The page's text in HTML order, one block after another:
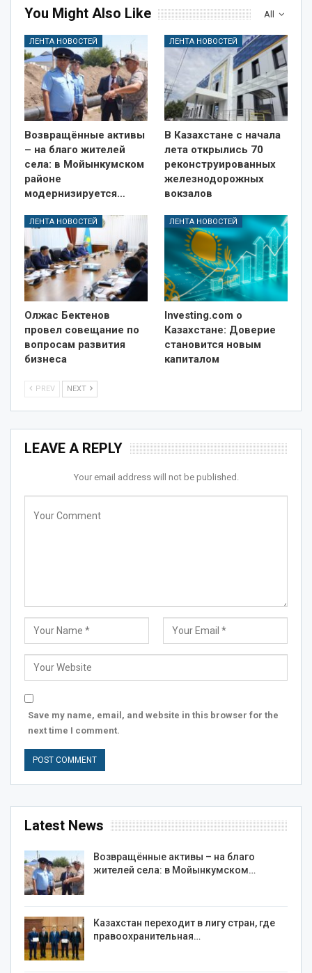
All
You Might Also Like
ЛЕНТА НОВОСТЕЙ
Возвращённые активы
– на благо жителей
села: в Мойынкумском
районе
модернизируется…
ЛЕНТА НОВОСТЕЙ
В Казахстане с начала
лета открылись 70
реконструированных
железнодорожных
вокзалов
ЛЕНТА НОВОСТЕЙ
Олжас Бектенов
провел совещание по
вопросам развития
бизнеса
ЛЕНТА НОВОСТЕЙ
Investing.com о
Казахстане: Доверие
становится новым
капиталом
PREV NEXT
LEAVE A REPLY
Your email address will not be published.
Save my name, email, and website in this browser for the
next time I comment.
Latest News
Возвращённые активы – на благо
жителей села: в Мойынкумском…
Казахстан переходит в лигу стран, где
правоохранительная…